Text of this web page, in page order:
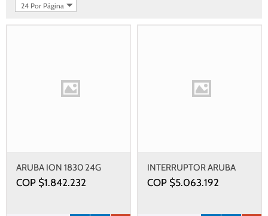
24 Por Página
ARUBA ION 1830 24G
2SFP 195W SW
COP $1.842.232
INTERRUPTOR ARUBA
6000 24G CL4 4SFP
COP $5.063.192